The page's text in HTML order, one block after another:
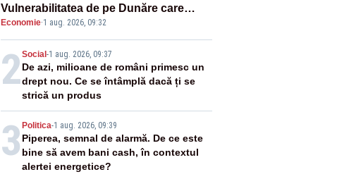
Vulnerabilitatea de pe Dunăre care
pune în pericol Centrala Cernavodă era
cunoscută de pe vremea lui Ceaușescu
Economie·1 aug. 2026, 09:32
2Social -1 aug. 2026, 09:37
De azi, milioane de români primesc un
drept nou. Ce se întâmplă dacă ți se
strică un produs
3 Politica-1 aug. 2026, 09:39
Piperea, semnal de alarmă. De ce este
bine să avem bani cash, în contextul
alertei energetice?